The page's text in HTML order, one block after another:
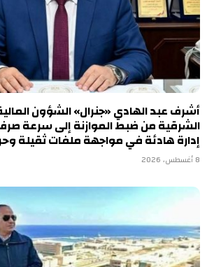
أشرف عبد الهادي «جنرال» الشؤون المالية
الشرقية من ضبط الموازنة إلى سرعة
إدارة هادئة في مواجهة ملفات ثقيلة
8 أغسطس، 2026